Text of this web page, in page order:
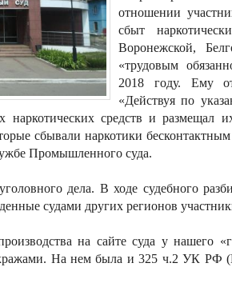
отношении
сбыт
Воронежской,
«трудовым
2018 году. Ему
«Действуя по
наркотических средств и размещал
сбывали наркотики
Промышленного суда.
дела. В ходе судебного
судами других регионов
на сайте суда у нашего
На нем была и 325 ч.2 УК РФ